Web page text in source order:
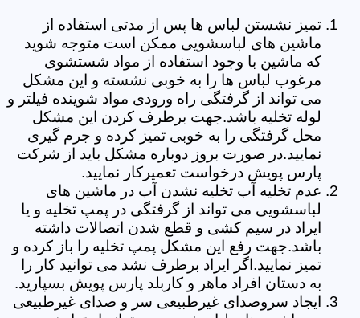
تمیز نشستن لباس ها پس از مدتی استفاده از
ماشین های لباسشویی ممکن است متوجه شوید
که ماشین با وجود استفاده از مواد شستشوی
مرغوب لباس ها را به خوبی نشسته و این مشکل
می تواند از گرفتگی راه ورودی مواد شوینده فیلتر و
لوله تخلیه باشد.جهت برطرف کردن این مشکل
محل گرفتگی را به خوبی تمیز کرده و جرم گیری
نمایید.در صورت بروز دوباره مشکل باید از شرکت
پارس پویش درخواست تعمیرکار نمایید.
عدم تخلیه آب تخلیه نشدن آب در ماشین های
لباسشویی می تواند از گرفتگی در پمپ تخلیه و یا
ایراد در سیم کشی و قطع شدن اتصالات داشته
باشد.جهت رفع این مشکل پمپ تخلیه را باز کرده و
تمیز نمایید.اگر ایراد برطرف نشد می توانید کار را
به دستان افراد ماهر و کاربلد پارس پویش بسپارید.
ایجاد سروصدای غیرطبیعی سر و صدای غیرطبیعی